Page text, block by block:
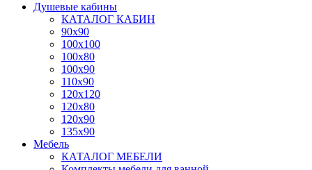
Душевые кабины
КАТАЛОГ КАБИН
90x90
100x100
100x80
100x90
110x90
120x120
120x80
120x90
135x90
Мебель
КАТАЛОГ МЕБЕЛИ